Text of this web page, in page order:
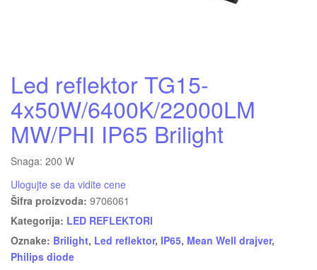
Led reflektor TG15-
4x50W/6400K/22000LM
MW/PHI IP65 Brilight
Snaga: 200 W
Ulogujte se da vidite cene
Šifra proizvoda: 9706061
Kategorija: LED REFLEKTORI
Oznake: Brilight, Led reflektor, IP65, Mean Well drajver,
Philips diode